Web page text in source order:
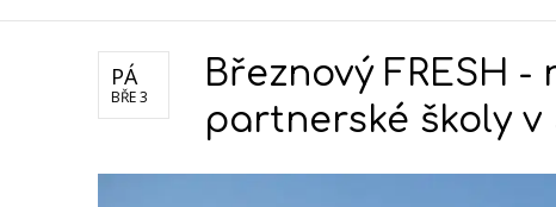
PÁ
BŘE 3
Březnový FRESH -
partnerské školy v